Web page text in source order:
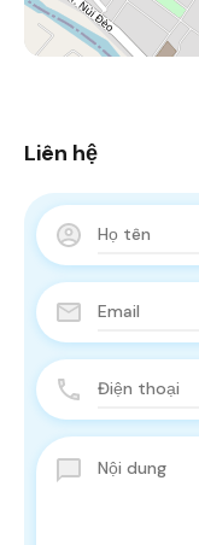
Liên hệ